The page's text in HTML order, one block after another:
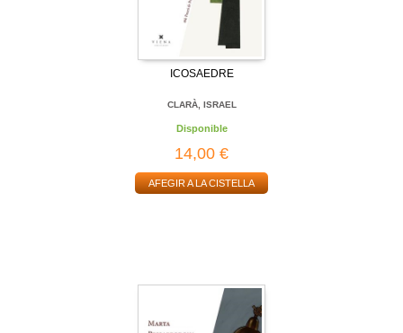
ICOSAEDRE
CLARÀ, ISRAEL
Disponible
14,00 €
AFEGIR A LA CISTELLA